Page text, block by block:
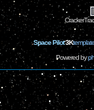
Space Pilot3K
Powered by